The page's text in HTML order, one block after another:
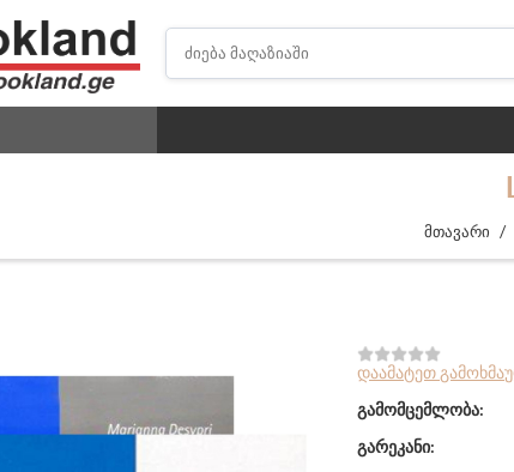
მთავარი /
დაამატეთ
გამომცემლობა:
გარეკანი: